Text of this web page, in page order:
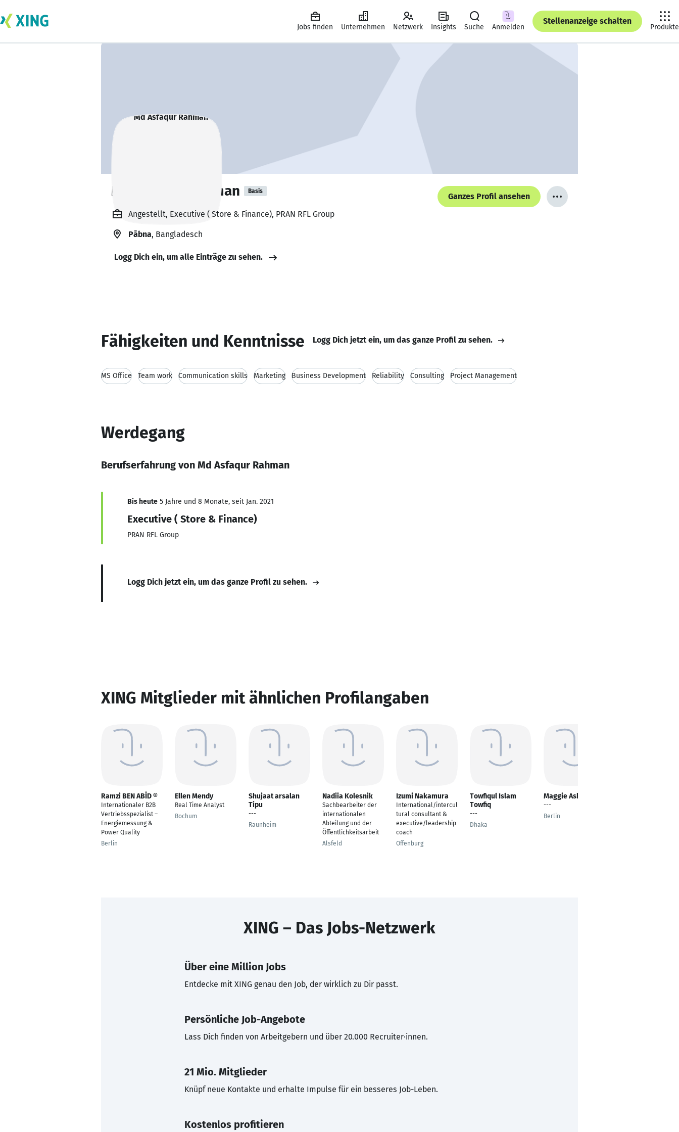
Jobs finden Unternehmen Netzwerk Insights Suche Anmelden
Stellenanzeige schalten
Produkte
Md Asfaqur Rahman Basis
Ganzes Profil ansehen
Angestellt, Executive ( Store & Finance), PRAN RFL Group
Pābna, Bangladesch
Logg Dich ein, um alle Einträge zu sehen.
Fähigkeiten und Kenntnisse Logg Dich jetzt ein, um das ganze Profil zu sehen.
MS Office Team work Communication skills Marketing Business Development Reliability Consulting Project Management
Werdegang
Berufserfahrung von Md Asfaqur Rahman
Bis heute 5 Jahre und 8 Monate, seit Jan. 2021
Executive ( Store & Finance)
PRAN RFL Group
Logg Dich jetzt ein, um das ganze Profil zu sehen.
XING Mitglieder mit ähnlichen Profilangaben
Ramzi BEN ABİD ®
Internationaler B2B
Vertriebsspezialist –
Energiemessung &
Power Quality
Berlin
Ellen Mendy
Real Time Analyst
Bochum
Shujaat arsalan
Tipu
---
Raunheim
Nadiia Kolesnik
Sachbearbeiter der
internationalen
Abteilung und der
Öffentlichkeitsarbeit
Alsfeld
Izumi Nakamura
International/intercul
tural consultant &
executive/leadership
coach
Offenburg
Towfiqul Islam
Towfiq
---
Dhaka
Maggie Asher
---
Berlin
XING – Das Jobs-Netzwerk
Über eine Million Jobs
Entdecke mit XING genau den Job, der wirklich zu Dir passt.
Persönliche Job-Angebote
Lass Dich finden von Arbeitgebern und über 20.000 Recruiter·innen.
21 Mio. Mitglieder
Knüpf neue Kontakte und erhalte Impulse für ein besseres Job-Leben.
Kostenlos profitieren